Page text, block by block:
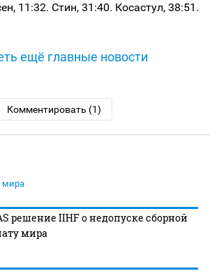
11:32. Стин, 31:40. Косастул, 38:51.
ещё главные новости
Комментировать (1)
мира
решение IIHF о недопуске сборной
мира